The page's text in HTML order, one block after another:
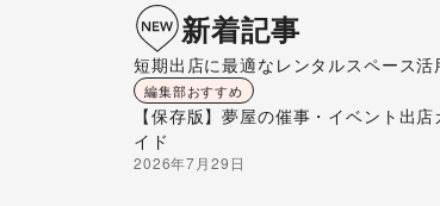
新着記事
短期出店に最適なレンタルスペース
編集部おすすめ
【保存版】夢屋の催事・イベント出店
イド
2026年7月29日